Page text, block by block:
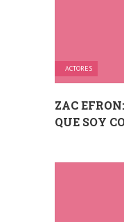
ACTORES
ZAC
QUE SOY